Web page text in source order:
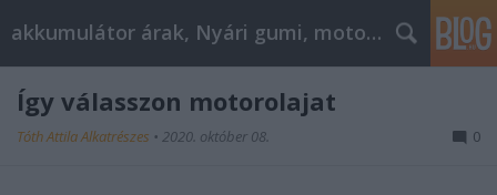
akkumulátor árak, Nyári gumi, motorolaj
Így válasszon motorolajat
Tóth Attila Alkatrészes • 2020. október 08. 0